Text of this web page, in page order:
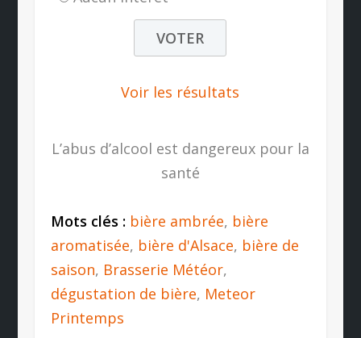
Voir les résultats
L’abus d’alcool est dangereux pour la
santé
Mots clés : bière ambrée, bière
aromatisée, bière d'Alsace, bière de
saison, Brasserie Météor,
dégustation de bière, Meteor
Printemps